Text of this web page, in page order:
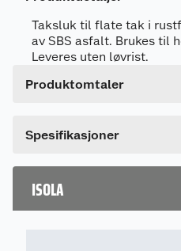
Taksluk til flate tak i
av SBS asfalt. Brukes til
Leveres uten løvrist.
Produktomtaler
Dette produktet har ikke
en omtale.
Spesifikasjoner
Forpakningsmål
Bruttovekt
ISOLA